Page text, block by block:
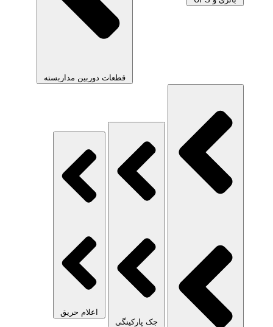
قطعات دوربین مداربسته
جک پارکینگی
اعلام حریق